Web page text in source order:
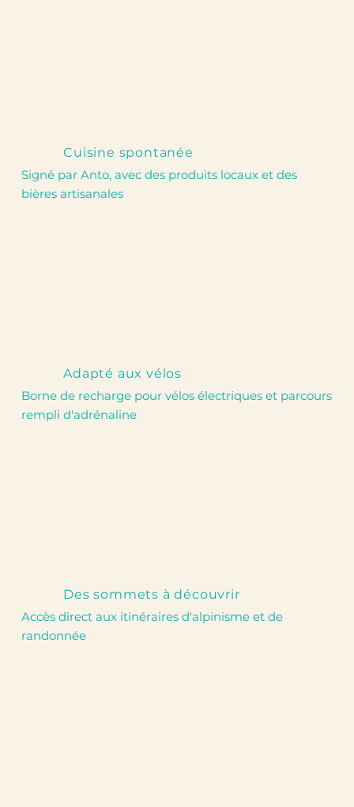
Cuisine spontanée
Signé par Anto, avec des produits locaux et des
bières artisanales
Adapté aux vélos
Borne de recharge pour vélos électriques et parcours
rempli d'adrénaline
Des sommets à découvrir
Accès direct aux itinéraires d'alpinisme et de
randonnée